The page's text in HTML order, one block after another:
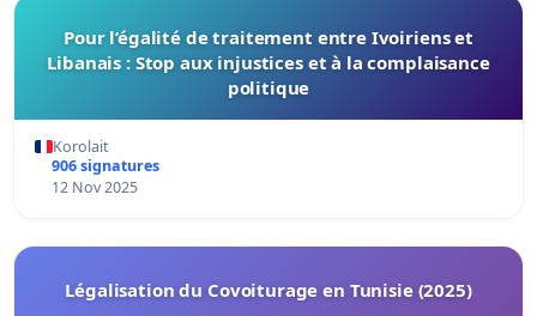
Pour l’égalité de traitement entre Ivoiriens et
Libanais : Stop aux injustices et à la complaisance
politique
Korolait
906 signatures
12 Nov 2025
Légalisation du Covoiturage en Tunisie (2025)